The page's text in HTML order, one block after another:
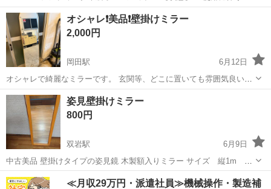
少のスレ、キズ、落としきれない汚れなどございます ・詳細は現地で
ご確認ください ・お値引きは出来かねますのでご了承願います ※中古
品...
愛媛 松山市 ミラー/鏡 現地
オシャレ❗️美品❗️壁掛けミラー
2,000円
岡田駅
6月12日
オシャレで綺麗なミラーです。 玄関等、どこに置いても雰囲気良いで
す。 ※引き取りに来られる方よろしくお願いします。 【愛媛県古物商
許可 第8211※※※※※※※※】
愛媛 伊予郡 岡田駅
姿見壁掛けミラー
800円
双岩駅
6月9日
中古美品 壁掛けタイプの姿見鏡 木製額入りミラー サイズ 縦1m
横40cm 厚み2.5cm 現地引き渡しのお値段です！
愛媛 八幡浜市 双岩駅 ミラー/鏡
≪月収29万円・派遣社員≫機械操作・製造補